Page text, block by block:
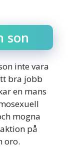
son
inte vara
bra jobb
en mans
mogna
på
oro.